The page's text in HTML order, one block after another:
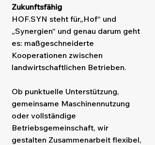
Zukunftsfähig
HOF.SYN steht für„Hof“ und
„Synergien“ und genau darum geht
es: maßgeschneiderte
Kooperationen zwischen
landwirtschaftlichen Betrieben.
Ob punktuelle Unterstützung,
gemeinsame Maschinennutzung
oder vollständige
Betriebsgemeinschaft, wir
gestalten Zusammenarbeit flexibel,